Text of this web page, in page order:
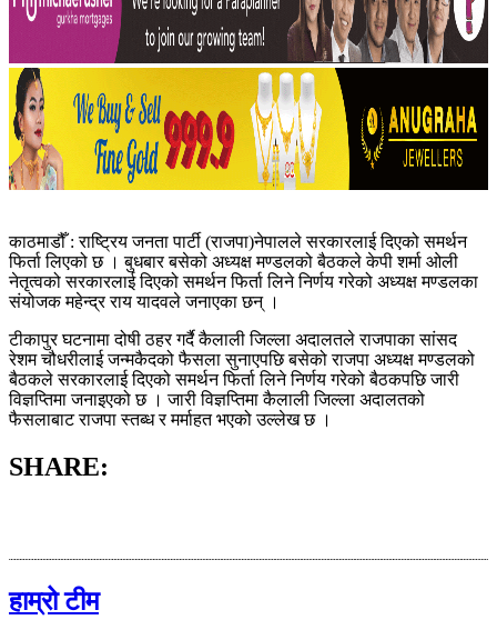
काठमाडौँ : राष्ट्रिय जनता पार्टी (राजपा)नेपालले सरकारलाई दिएको समर्थन
फिर्ता लिएको छ । बुधबार बसेको अध्यक्ष मण्डलको बैठकले केपी शर्मा ओली
नेतृत्वको सरकारलाई दिएको समर्थन फिर्ता लिने निर्णय गरेको अध्यक्ष मण्डलका
संयोजक महेन्द्र राय यादवले जनाएका छन् ।
टीकापुर घटनामा दोषी ठहर गर्दै कैलाली जिल्ला अदालतले राजपाका सांसद
रेशम चौधरीलाई जन्मकैदको फैसला सुनाएपछि बसेको राजपा अध्यक्ष मण्डलको
बैठकले सरकारलाई दिएको समर्थन फिर्ता लिने निर्णय गरेको बैठकपछि जारी
विज्ञप्तिमा जनाइएको छ । जारी विज्ञप्तिमा कैलाली जिल्ला अदालतको
फैसलाबाट राजपा स्तब्ध र मर्माहत भएको उल्लेख छ ।
SHARE:
हाम्रो टीम